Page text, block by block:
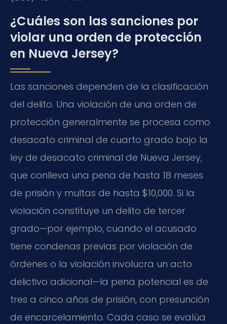
¿Cuáles son las sanciones por
violar una orden de protección
en Nueva Jersey?
Las sanciones dependen de la clasificación
del delito. Una violación de una orden de
protección generalmente se procesa como
desacato criminal de cuarto grado bajo la
ley de desacato criminal de Nueva Jersey,
que conlleva una pena de hasta 18 meses
de prisión y multas de hasta $10,000. Si la
violación constituye un delito de tercer
grado—por ejemplo, cuando el acusado
tiene condenas previas por violación de
órdenes o la violación involucra un acto
delictivo adicional—la pena potencial es de
tres a cinco años de prisión, con presunción
de encarcelamiento. Cada caso se evalúa